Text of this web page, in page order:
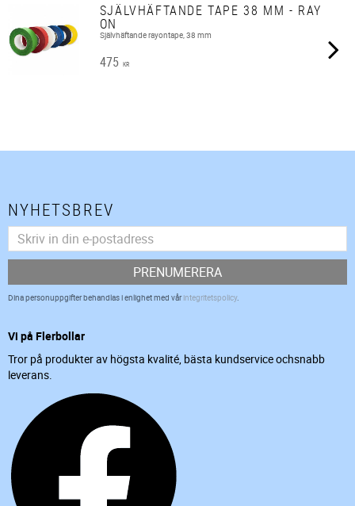
SJÄLVHÄFTANDE TAPE 38 MM - RAY
ON
Självhäftande rayontape, 38 mm
475 KR
NYHETSBREV
PRENUMERERA
Dina personuppgifter behandlas i enlighet med vårintegritetspolicy.
Vi på Flerbollar
Tror på produkter av högsta kvalité, bästa kundservice ochsnabb
leverans.